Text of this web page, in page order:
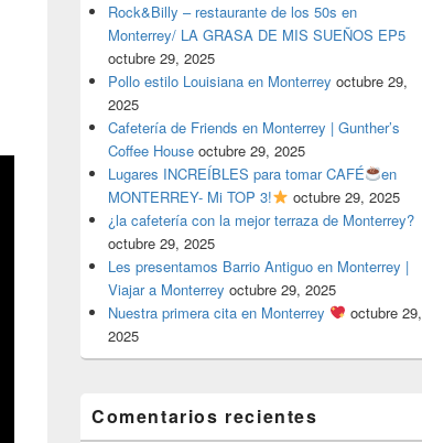
Rock&Billy – restaurante de los 50s en
Monterrey/ LA GRASA DE MIS SUEÑOS EP5
octubre 29, 2025
Pollo estilo Louisiana en Monterrey octubre 29,
2025
Cafetería de Friends en Monterrey | Gunther’s
Coffee House octubre 29, 2025
Lugares INCREÍBLES para tomar CAFÉ
en
MONTERREY- Mi TOP 3!
octubre 29, 2025
¿la cafetería con la mejor terraza de Monterrey?
octubre 29, 2025
Les presentamos Barrio Antiguo en Monterrey |
Viajar a Monterrey octubre 29, 2025
Nuestra primera cita en Monterrey
octubre 29,
2025
Comentarios recientes